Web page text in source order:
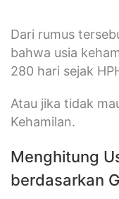
Dari rumus
bahwa usia
280 hari sejak
Atau jika tidak
Kehamilan.
Menghitung
berdasarkan